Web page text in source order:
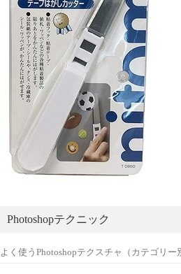
Photoshopテクニック
よく使うPhotoshopテクスチャ（カテゴリー